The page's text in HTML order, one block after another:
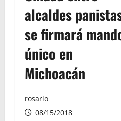
alcaldes
se firmará
único en
Michoacán
rosario
08/15/2018